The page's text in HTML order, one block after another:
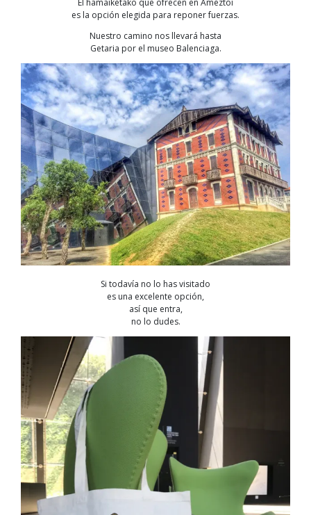
es la opción elegida para reponer fuerzas.
Nuestro camino nos llevará hasta
Getaria por el museo Balenciaga.
Si todavía no lo has visitado
es una excelente opción,
así que entra,
no lo dudes.